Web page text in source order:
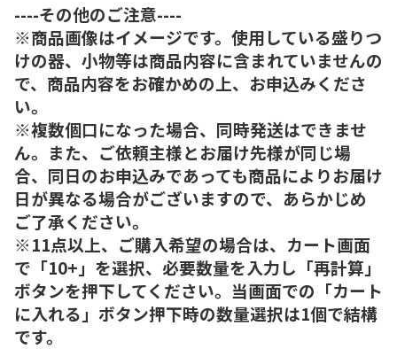
----その他のご注意----
※商品画像はイメージです。使用している盛りつ
けの器、小物等は商品内容に含まれていませんの
で、商品内容をお確かめの上、お申込みくださ
い。
※複数個口になった場合、同時発送はできませ
ん。また、ご依頼主様とお届け先様が同じ場
合、同日のお申込みであっても商品によりお届け
日が異なる場合がございますので、あらかじめ
ご了承ください。
※11点以上、ご購入希望の場合は、カート画面
で「10+」を選択、必要数量を入力し「再計算」
ボタンを押下してください。当画面での「カート
に入れる」ボタン押下時の数量選択は1個で結構
です。